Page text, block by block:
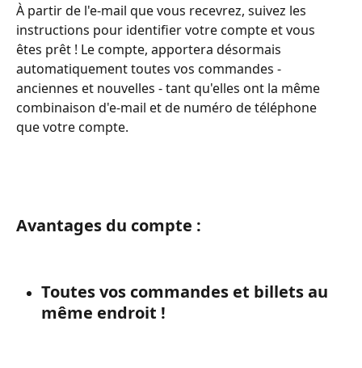
À partir de l'e-mail que vous recevrez, suivez les
instructions pour identifier votre compte et vous
êtes prêt ! Le compte, apportera désormais
automatiquement toutes vos commandes -
anciennes et nouvelles - tant qu'elles ont la même
combinaison d'e-mail et de numéro de téléphone
que votre compte.
Avantages du compte :
Toutes vos commandes et billets au
même endroit !